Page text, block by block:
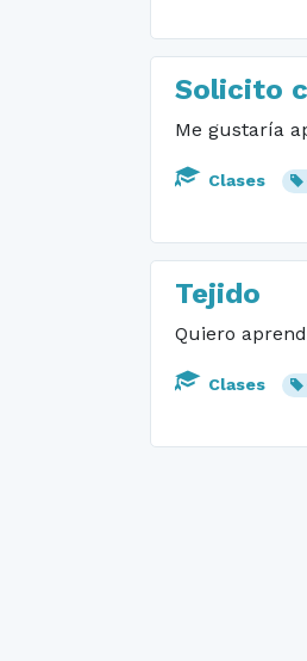
Solicito
Me gustaría
Clases
Tejido
Quiero
Clases